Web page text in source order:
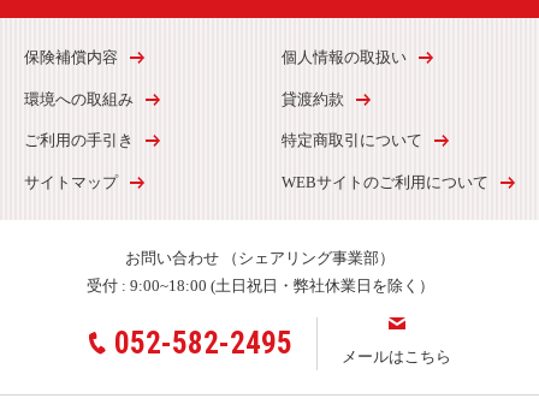
保険補償内容 個人情報の取扱い
環境への取組み 貸渡約款
ご利用の手引き 特定商取引について
サイトマップ WEBサイトのご利用について
お問い合わせ
（シェアリング事業部）
受付 : 9:00~18:00 (土日祝日・弊社休業日を除く）
052-582-2495 メールはこちら